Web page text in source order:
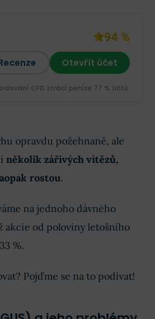
94 %
Otevřít účet
CFD ztrácí peníze 77 % účtů.
opravdu požehnaně, ale
několik zářivých vítězů,
rostou.
na jednoho dávného
akcie od poloviny letošního
%.
Pojďme se na to podívat!